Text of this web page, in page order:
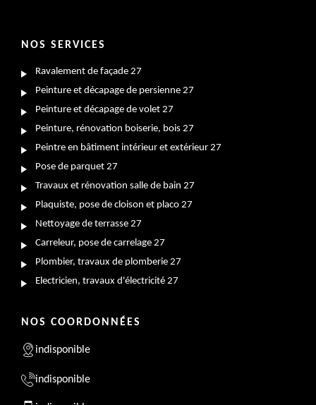
NOS SERVICES
Ravalement de façade 27
Peinture et décapage de persienne 27
Peinture et décapage de volet 27
Peinture, rénovation boiserie, bois 27
Peintre en bâtiment intérieur et extérieur 27
Pose de parquet 27
Travaux et rénovation salle de bain 27
Plaquiste, pose de cloison et placo 27
Nettoyage de terrasse 27
Carreleur, pose de carrelage 27
Plombier, travaux de plomberie 27
Electricien, travaux d'électricité 27
NOS COORDONNÉES
indisponible
indisponible